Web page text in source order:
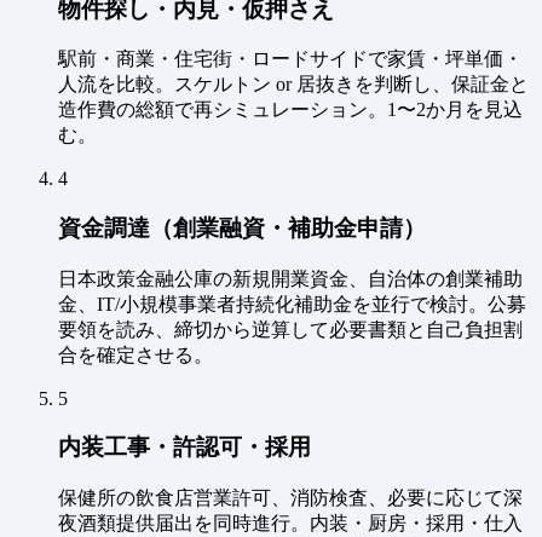
物件探し・内見・仮押さえ
駅前・商業・住宅街・ロードサイドで家賃・坪単価・
人流を比較。スケルトン or 居抜きを判断し、保証金と
造作費の総額で再シミュレーション。1〜2か月を見込
む。
4
資金調達（創業融資・補助金申請）
日本政策金融公庫の新規開業資金、自治体の創業補助
金、IT/小規模事業者持続化補助金を並行で検討。公募
要領を読み、締切から逆算して必要書類と自己負担割
合を確定させる。
5
内装工事・許認可・採用
保健所の飲食店営業許可、消防検査、必要に応じて深
夜酒類提供届出を同時進行。内装・厨房・採用・仕入